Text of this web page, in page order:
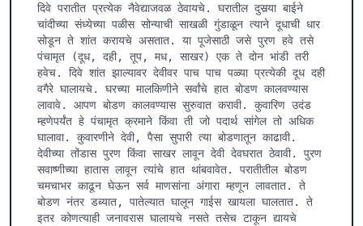
दिवे परातीत प्रत्येक नैवेद्याजवळ ठेवायचे. घरातील दुसर्‍या बाईने
चांदीच्या संध्येच्या पळीस सोन्याची साखळी गुंडाळून त्याने दूधाची धार
सोडून ते शांत करायचे असतात. या पूजेसाठी जसे पुरण हवे तसे
पंचामृत (दूध, दही, तूप, मध, साखर) एक ते दोन भांडी तरी
हवेच. दिवे शांत झाल्यावर देवीवर पाच पाच पळ्या प्रत्येकी दूध दही
वगैरे घालायचे. घरच्या मालकिणीने सर्वांचे हात बोडण कालवण्यास
लावावे. आपण बोडण कालवण्यास सुरुवात करावी. कुवारिण उदंड
म्हणेपर्यंत हे पंचामृत क्रमाने किंवा ती जो पदार्थ सांगेल तो अधिक
घालावा. कुवारणीने देवी, पैसा सुपारी त्या बोडणातून काढावी.
देवीच्या तोंडास पुरण किंवा साखर लावून देवी देवघरात ठेवावी. पुरण
सवाष्णीच्या हातास लावून त्यांचे हात थांबवावेत. परातीतील बोडण
चमचाभर काढून घेऊन सर्व माणसांना अंगारा म्हणून लावतात. ते
बोडण नंतर डब्यात, पातेल्यात घालून गाईस खायला घालतात. ते
इतर कोणत्याही जनावरास घालायचे नसते तसेच टाकून द्यायचे